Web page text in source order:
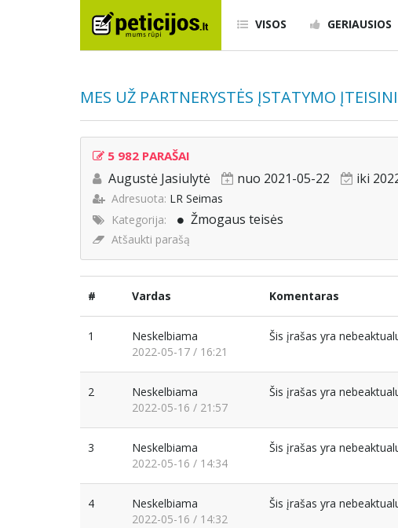
VISOS GERIAUSIOS
MES UŽ PARTNERYSTĖS ĮSTATYMO
5 982 PARAŠAI
Augustė Jasiulytė nuo 2021-05-22 iki
Adresuota: LR Seimas
Kategorija:
Žmogaus teisės
Atšaukti parašą
# Vardas Komentaras
1
Neskelbiama
2022-05-17 / 16:21
Šis įrašas yra
2
Neskelbiama
2022-05-16 / 21:57
Šis įrašas yra
3
Neskelbiama
2022-05-16 / 14:34
Šis įrašas yra
4
Neskelbiama
2022-05-16 / 14:32
Šis įrašas yra